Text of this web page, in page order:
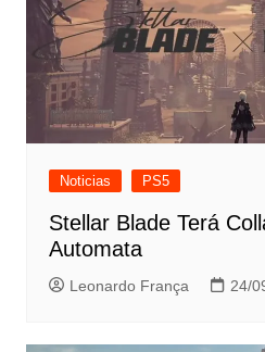
Noticias PS5
Stellar Blade Terá
Automata
Leonardo França 24/